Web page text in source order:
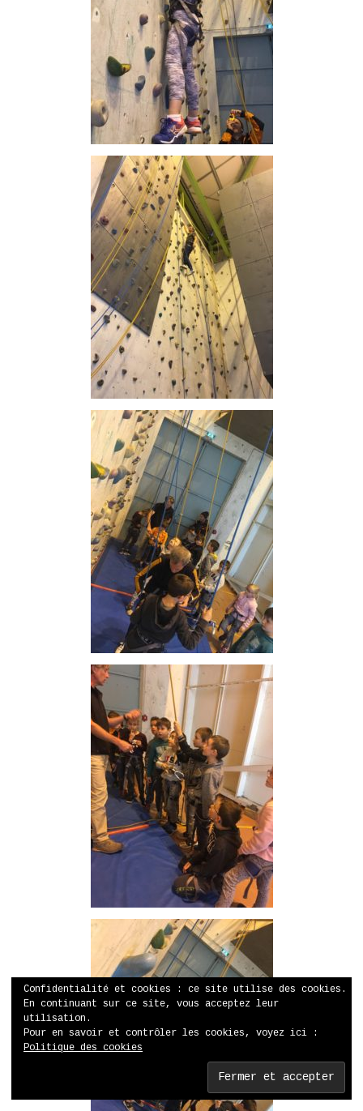
Confidentialité et cookies : ce site utilise des cookies.
En continuant sur ce site, vous acceptez leur
utilisation.
Pour en savoir et contrôler les cookies, voyez ici :
Politique des cookies